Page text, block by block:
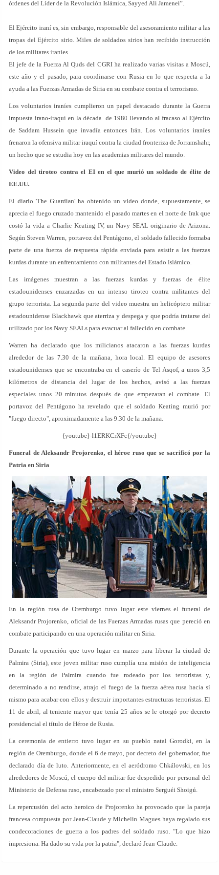
órdenes del Líder de la Revolución Islámica, Sayyed Ali Jamenei”.
El Ejército iraní es, sin embargo, responsable del asesoramiento militar a las
tropas del Ejército sirio. Miles de soldados sirios han recibido instrucción
de los militares iraníes.
El jefe de la Fuerza Al Quds del CGRI ha realizado varias visitas a Moscú,
este año y el pasado, para coordinarse con Rusia en lo que respecta a la
ayuda a las Fuerzas Armadas de Siria en su combate contra el terrorismo.
Los voluntarios iraníes cumplieron un papel destacado durante la Guerra
impuesta irano-iraquí en la década de 1980 llevando al fracaso al Ejército
de Saddam Hussein que invadía entonces Irán. Los voluntarios iraníes
frenaron la ofensiva militar iraquí contra la ciudad fronteriza de Jorramshahr,
un hecho que se estudia hoy en las academias militares del mundo.
Video del tiroteo contra el EI en el que murió un soldado de élite de
EE.UU.
El diario 'The Guardian' ha obtenido un video donde, supuestamente, se
aprecia el fuego cruzado mantenido el pasado martes en el norte de Irak que
costó la vida a Charlie Keating IV, un Navy SEAL originario de Arizona.
Según Steven Warren, portavoz del Pentágono, el soldado fallecido formaba
parte de una fuerza de respuesta rápida enviada para asistir a las fuerzas
kurdas durante un enfrentamiento con militantes del Estado Islámico.
Las imágenes muestran a las fuerzas kurdas y fuerzas de élite
estadounidenses enzarzadas en un intenso tiroteo contra militantes del
grupo terrorista. La segunda parte del video muestra un helicóptero militar
estadounidense Blackhawk que aterriza y despega y que podría tratarse del
utilizado por los Navy SEALs para evacuar al fallecido en combate.
Warren ha declarado que los milicianos atacaron a las fuerzas kurdas
alrededor de las 7.30 de la mañana, hora local. El equipo de asesores
estadounidenses que se encontraba en el caserío de Tel Asqof, a unos 3,5
kilómetros de distancia del lugar de los hechos, avisó a las fuerzas
especiales unos 20 minutos después de que empezaran el combate. El
portavoz del Pentágono ha revelado que el soldado Keating murió por
"fuego directo", aproximadamente a las 9.30 de la mañana.
{youtube}-l1ERKCrXFc{/youtube}
Funeral de Aleksandr Projorenko, el héroe ruso que se sacrificó por la
Patria en Siria
En la región rusa de Oremburgo tuvo lugar este viernes el funeral de
Aleksandr Projorenko, oficial de las Fuerzas Armadas rusas que pereció en
combate participando en una operación militar en Siria.
Durante la operación que tuvo lugar en marzo para liberar la ciudad de
Palmira (Siria), este joven militar ruso cumplía una misión de inteligencia
en la región de Palmira cuando fue rodeado por los terroristas y,
determinado a no rendirse, atrajo el fuego de la fuerza aérea rusa hacia sí
mismo para acabar con ellos y destruir importantes estructuras terroristas. El
11 de abril, al teniente mayor que tenía 25 años se le otorgó por decreto
presidencial el título de Héroe de Rusia.
La ceremonia de entierro tuvo lugar en su pueblo natal Gorodki, en la
región de Oremburgo, donde el 6 de mayo, por decreto del gobernador, fue
declarado día de luto. Anteriormente, en el aeródromo Chkálovski, en los
alrededores de Moscú, el cuerpo del militar fue despedido por personal del
Ministerio de Defensa ruso, encabezado por el ministro Serguéi Shoigú.
La repercusión del acto heroico de Projorenko ha provocado que la pareja
francesa compuesta por Jean-Claude y Michelin Magues haya regalado sus
condecoraciones de guerra a los padres del soldado ruso. "Lo que hizo
impresiona. Ha dado su vida por la patria", declaró Jean-Claude.